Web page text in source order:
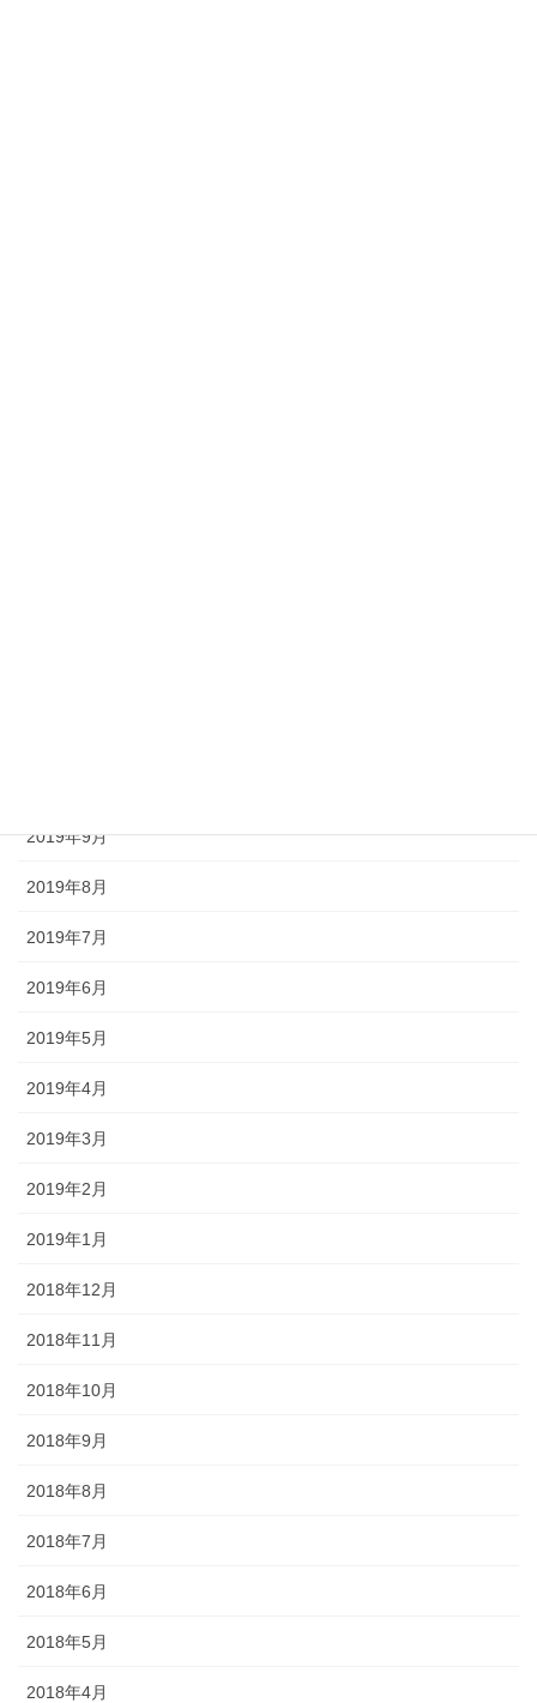
2019年9月
2019年8月
2019年7月
2019年6月
2019年5月
2019年4月
2019年3月
2019年2月
2019年1月
2018年12月
2018年11月
2018年10月
2018年9月
2018年8月
2018年7月
2018年6月
2018年5月
2018年4月